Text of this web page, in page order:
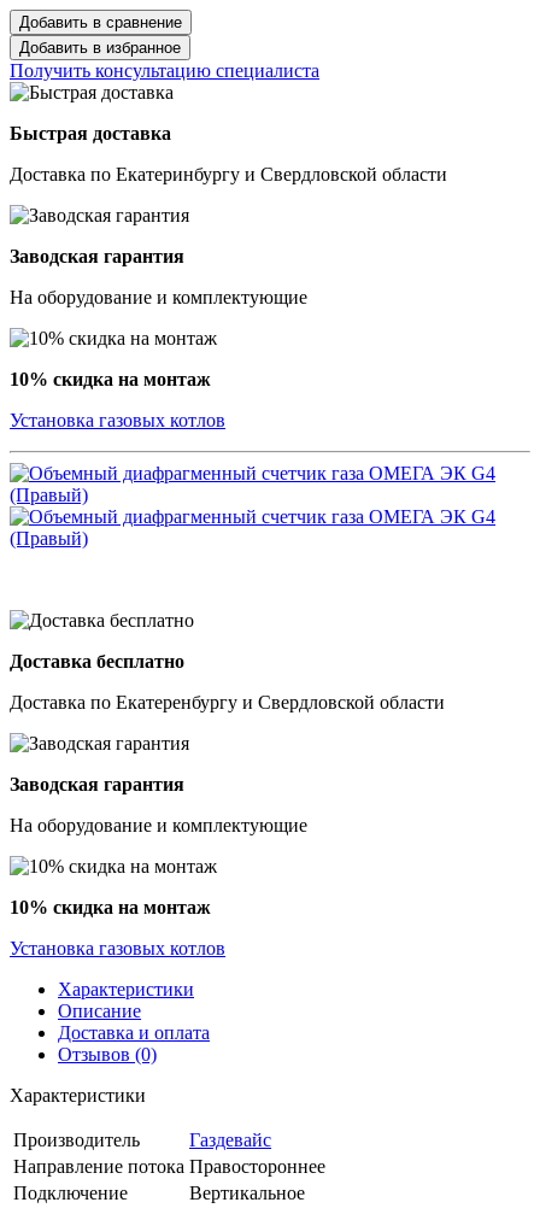
Добавить в сравнение
Добавить в избранное
Получить консультацию специалиста
Быстрая доставка
Доставка по Екатеринбургу и Свердловской области
Заводская гарантия
На оборудование и комплектующие
10% скидка на монтаж
Установка газовых котлов
Доставка бесплатно
Доставка по Екатеренбургу и Свердловской области
Заводская гарантия
На оборудование и комплектующие
10% скидка на монтаж
Установка газовых котлов
Характеристики
Описание
Доставка и оплата
Отзывов (0)
Характеристики
Производитель
Газдевайс
Направление потока Правостороннее
Подключение
Вертикальное